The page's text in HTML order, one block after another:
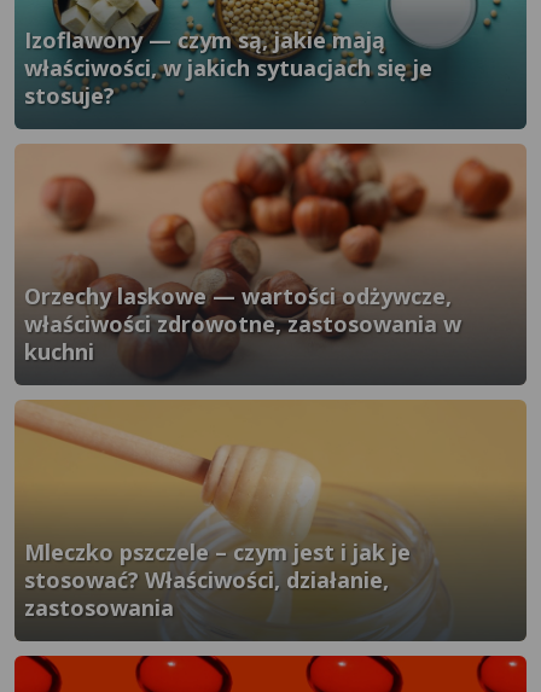
}" />
Izoflawony — czym są, jakie mają
właściwości, w jakich sytuacjach się je
stosuje?
}" />
Orzechy laskowe — wartości odżywcze,
właściwości zdrowotne, zastosowania w
kuchni
}" />
Mleczko pszczele – czym jest i jak je
stosować? Właściwości, działanie,
zastosowania